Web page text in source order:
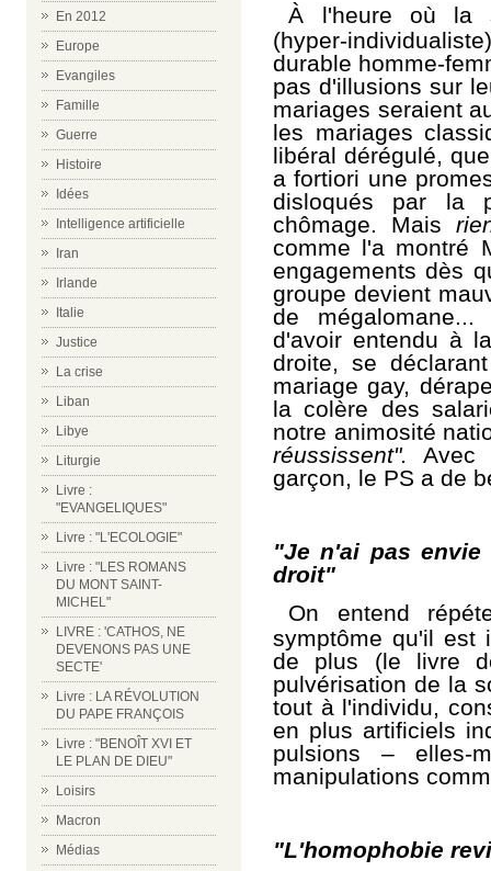
En 2012
Europe
Evangiles
Famille
Guerre
Histoire
Idées
Intelligence artificielle
Iran
Irlande
Italie
Justice
La crise
Liban
Libye
Liturgie
Livre :
"EVANGELIQUES"
Livre : "L'ECOLOGIE"
Livre : "LES ROMANS
DU MONT SAINT-
MICHEL"
LIVRE : 'CATHOS, NE
DEVENONS PAS UNE
SECTE'
Livre : LA RÉVOLUTION
DU PAPE FRANÇOIS
Livre : "BENOÎT XVI ET
LE PLAN DE DIEU"
Loisirs
Macron
Médias
À l'heure où la
(hyper-
durable homme-
pas d'illusions sur
mariages seraient
les mariages
libéral dérégulé,
a fortiori une
disloqués par la
chômage. Mais
comme l'a montré
engagements dès
groupe devient
de
d'avoir entendu à
droite, se
mariage gay,
la colère des
notre animosité
réussissent". Avec
garçon, le PS a de
"Je n'ai pas
droit"
On entend
symptôme qu'il est
de plus (le livre
pulvérisation de la
tout à l'individu,
en plus artificiels
pulsions–elles-
manipulations
"L'homophobie